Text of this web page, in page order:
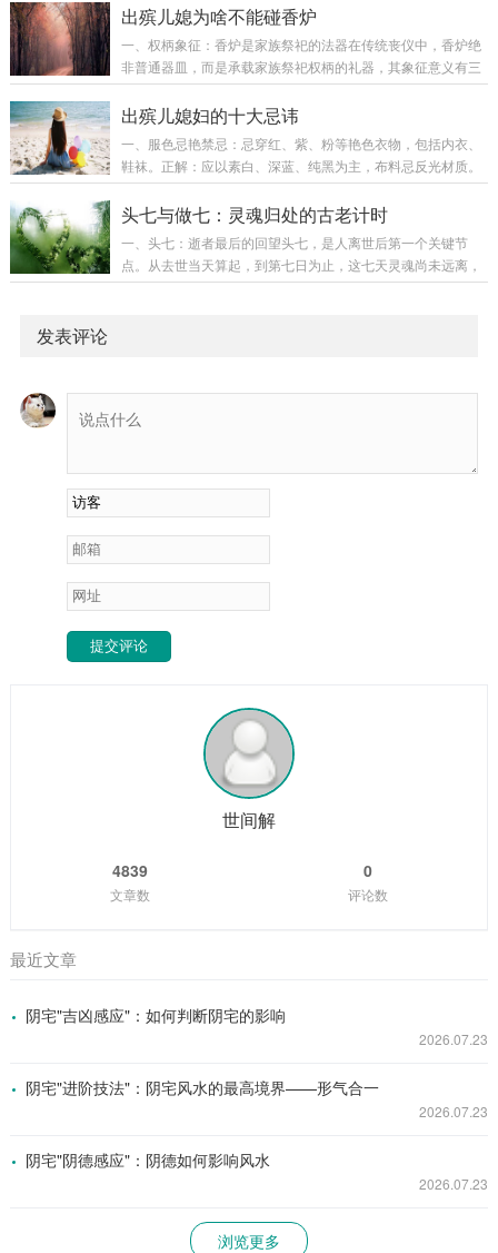
通源头，使气脉通畅。若先祭父坟，如...
神昏老人过世后四十九日内，子女最易出现：心脉淤塞：突發
膻中穴。魂不守舍：精神恍惚，常觉老人音容在侧，夜半惊醒
疑闻呼唤。记忆交错：混淆生前身后事，如给逝者留饭、与其
逝者一件素色旧衣裁剪的心口袋（贴胸口）。忌独处暗...
出殡儿媳为啥不能碰香炉
一、权柄象征：香炉是家族祭祀的法器在传统丧仪中，香炉绝
非普通器皿，而是承载家族祭祀权柄的礼器，其象征意义有三
重：宗法之重：香炉代表家族香火传承的正统性。触碰权属于
宗法序列中的男性继承人——通常是长子或长孙，他们通过执
凭证。唯血脉直系男性执炉，方被视为“阳间代表”与祖先对
话。秩序之眼：香炉如仪式之眼，注视整个丧礼的礼法秩序。
家人也是“客”儿媳在夫家丧仪中的身份具有微妙矛...
出殡儿媳妇的十大忌讳
一、服色忌艳禁忌：忌穿红、紫、粉等艳色衣物，包括内衣、
鞋袜。正解：应以素白、深蓝、纯黑为主，布料忌反光材质。
特殊讲究：若公婆中尚有一位健在，可于白衣襟内缝小红布条
（边长一寸）以示“孝中有生”，但不可外露。二、妆饰忌亮禁
水、指甲油。正解：可佩戴素银或玉质无光饰物（如麻花银
镯、平安玉扣），长发需用深色布条束紧，忌披头散发。细
头七与做七：灵魂归处的古老计时
一、头七：逝者最后的回望头七，是人离世后第一个关键节
点。从去世当天算起，到第七日为止，这七天灵魂尚未远离，
仍在人间飘荡。民间相信，头七当夜子时（23点至凌晨1
梦中若见逝者衣衫整洁、面容安详，便是已顺利上路如初一去
世，头七便是初七。这夜许多家庭能感觉到异常：烛火莫...
发表评论
提交评论
世间解
4839
文章数
0
评论数
最近文章
阴宅"吉凶感应"：如何判断阴宅的影响
2026.07.23
阴宅"进阶技法"：阴宅风水的最高境界——形气合一
2026.07.23
阴宅"阴德感应"：阴德如何影响风水
2026.07.23
浏览更多